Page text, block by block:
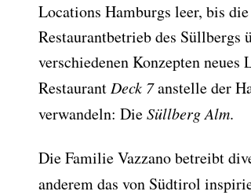
Locations Hamburgs leer, bis
Restaurantbetrieb des
verschiedenen Konzepten
Restaurant Deck 7anstelle der
verwandeln: DieSüllberg Alm.
Die Familie Vazzano betreibt
anderem das von Südtirol